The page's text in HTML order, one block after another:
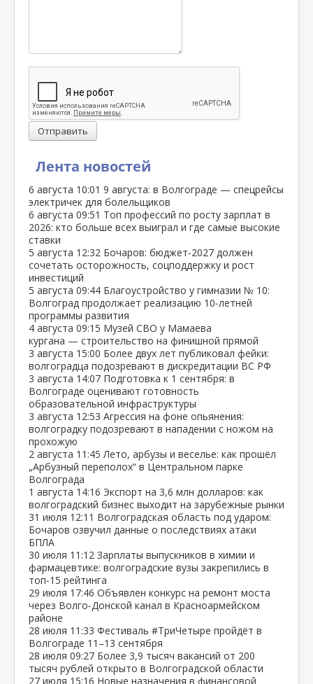
Лента новостей
6 августа 10:01 9 августа: в Волгограде — спецрейсы
электричек для болельщиков
6 августа 09:51 Топ профессий по росту зарплат в
2026: кто больше всех выиграл и где самые высокие
ставки
5 августа 12:32 Бочаров: бюджет‑2027 должен
сочетать осторожность, соцподдержку и рост
инвестиций
5 августа 09:44 Благоустройство у гимназии № 10:
Волгоград продолжает реализацию 10‑летней
программы развития
4 августа 09:15 Музей СВО у Мамаева
кургана — строительство на финишной прямой
3 августа 15:00 Более двух лет публиковал фейки:
волгоградца подозревают в дискредитации ВС РФ
3 августа 14:07 Подготовка к 1 сентября: в
Волгограде оценивают готовность
образовательной инфраструктуры
3 августа 12:53 Агрессия на фоне опьянения:
волгоградку подозревают в нападении с ножом на
прохожую
2 августа 11:45 Лето, арбузы и веселье: как прошёл
„Арбузный переполох“ в Центральном парке
Волгограда
1 августа 14:16 Экспорт на 3,6 млн долларов: как
волгоградский бизнес выходит на зарубежные рынки
31 июля 12:11 Волгоградская область под ударом:
Бочаров озвучил данные о последствиях атаки
БПЛА
30 июля 11:12 Зарплаты выпускников в химии и
фармацевтике: волгоградские вузы закрепились в
топ‑15 рейтинга
29 июля 17:46 Объявлен конкурс на ремонт моста
через Волго‑Донской канал в Красноармейском
районе
28 июля 11:33 Фестиваль #ТриЧетыре пройдёт в
Волгограде 11–13 сентября
28 июля 09:27 Более 3,9 тысяч вакансий от 200
тысяч рублей открыто в Волгоградской области
27 июля 15:16 Новые назначения в финансовой
Отправить